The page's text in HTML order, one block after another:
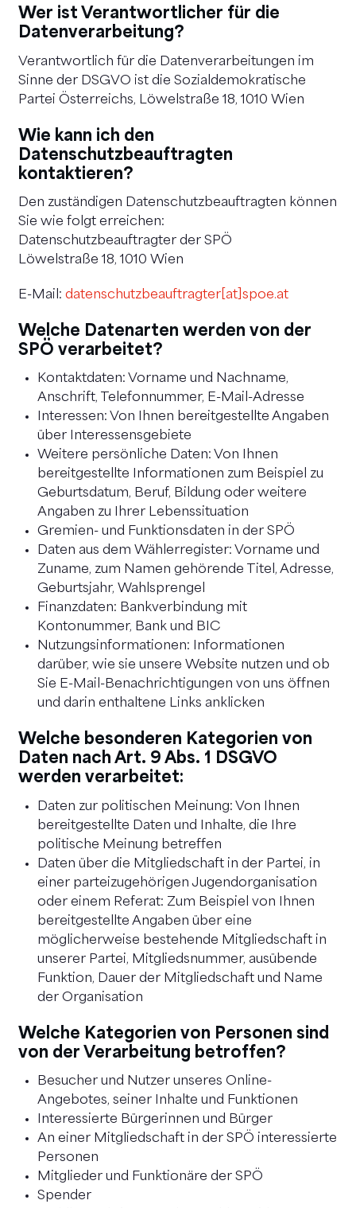
Wer ist Verantwortlicher für die
Datenverarbeitung?
Verantwortlich für die Datenverarbeitungen im
Sinne der DSGVO ist die Sozialdemokratische
Partei Österreichs, Löwelstraße 18, 1010 Wien
Wie kann ich den
Datenschutzbeauftragten
kontaktieren?
Den zuständigen Datenschutzbeauftragten können
Sie wie folgt erreichen:
Datenschutzbeauftragter der SPÖ
Löwelstraße 18, 1010 Wien
E-Mail: datenschutzbeauftragter[at]spoe.at
Welche Datenarten werden von der
SPÖ verarbeitet?
Kontaktdaten: Vorname und Nachname,
Anschrift, Telefonnummer, E-Mail-Adresse
Interessen: Von Ihnen bereitgestellte Angaben
über Interessensgebiete
Weitere persönliche Daten: Von Ihnen
bereitgestellte Informationen zum Beispiel zu
Geburtsdatum, Beruf, Bildung oder weitere
Angaben zu Ihrer Lebenssituation
Gremien- und Funktionsdaten in der SPÖ
Daten aus dem Wählerregister: Vorname und
Zuname, zum Namen gehörende Titel, Adresse,
Geburtsjahr, Wahlsprengel
Finanzdaten: Bankverbindung mit
Kontonummer, Bank und BIC
Nutzungsinformationen: Informationen
darüber, wie sie unsere Website nutzen und ob
Sie E-Mail-Benachrichtigungen von uns öffnen
und darin enthaltene Links anklicken
Welche besonderen Kategorien von
Daten nach Art. 9 Abs. 1 DSGVO
werden verarbeitet:
Daten zur politischen Meinung: Von Ihnen
bereitgestellte Daten und Inhalte, die Ihre
politische Meinung betreffen
Daten über die Mitgliedschaft in der Partei, in
einer parteizugehörigen Jugendorganisation
oder einem Referat: Zum Beispiel von Ihnen
bereitgestellte Angaben über eine
möglicherweise bestehende Mitgliedschaft in
unserer Partei, Mitgliedsnummer, ausübende
Funktion, Dauer der Mitgliedschaft und Name
der Organisation
Welche Kategorien von Personen sind
von der Verarbeitung betroffen?
Besucher und Nutzer unseres Online-
Angebotes, seiner Inhalte und Funktionen
Interessierte Bürgerinnen und Bürger
An einer Mitgliedschaft in der SPÖ interessierte
Personen
Mitglieder und Funktionäre der SPÖ
Spender